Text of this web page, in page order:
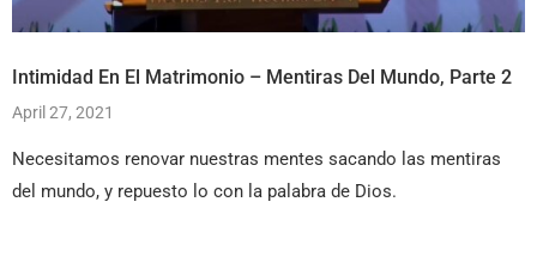
Intimidad En El Matrimonio – Mentiras Del Mundo, Parte 2
April 27, 2021
Necesitamos renovar nuestras mentes sacando las mentiras
del mundo, y repuesto lo con la palabra de Dios.